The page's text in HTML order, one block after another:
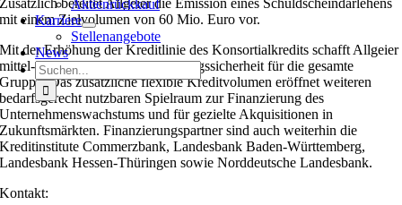
Aktienrückkauf
Karriere
Stellenangebote
News
Suche
nach:
Zusätzlich bereitet Allgeier die Emission eines Schuldscheindarlehens
mit einem Zielvolumen von 60 Mio. Euro vor.
Mit der Erhöhung der Kreditlinie des Konsortialkredits schafft Allgeier
mittel- und langfristige Finanzierungssicherheit für die gesamte
Gruppe. Das zusätzliche flexible Kreditvolumen eröffnet weiteren
bedarfsgerecht nutzbaren Spielraum zur Finanzierung des
Unternehmenswachstums und für gezielte Akquisitionen in
Zukunftsmärkten. Finanzierungspartner sind auch weiterhin die
Kreditinstitute Commerzbank, Landesbank Baden-Württemberg,
Landesbank Hessen-Thüringen sowie Norddeutsche Landesbank.
Kontakt: